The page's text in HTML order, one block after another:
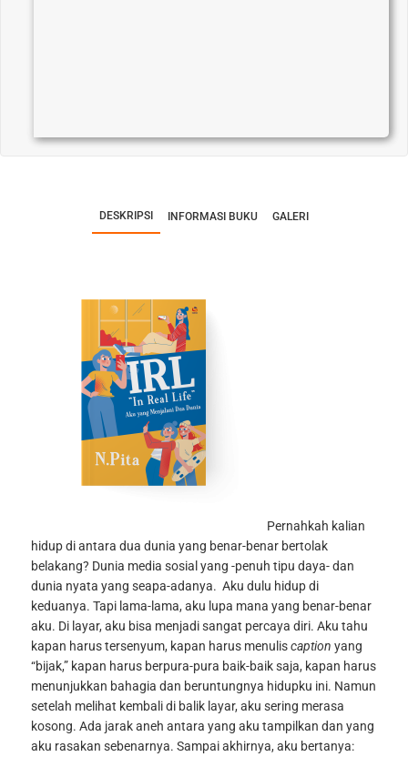
DESKRIPSI INFORMASI BUKU GALERI
Pernahkah kalian
hidup di antara dua dunia yang benar-benar bertolak
belakang? Dunia media sosial yang -penuh tipu daya- dan
dunia nyata yang seapa-adanya. Aku dulu hidup di
keduanya. Tapi lama-lama, aku lupa mana yang benar-benar
aku. Di layar, aku bisa menjadi sangat percaya diri. Aku tahu
kapan harus tersenyum, kapan harus menuliscaption yang
“bijak,” kapan harus berpura-pura baik-baik saja, kapan harus
menunjukkan bahagia dan beruntungnya hidupku ini. Namun
setelah melihat kembali di balik layar, aku sering merasa
kosong. Ada jarak aneh antara yang aku tampilkan dan yang
aku rasakan sebenarnya. Sampai akhirnya, aku bertanya: